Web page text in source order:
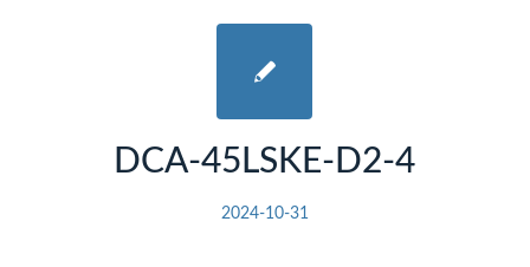
DCA-45LSKE-D2-4
2024-10-31